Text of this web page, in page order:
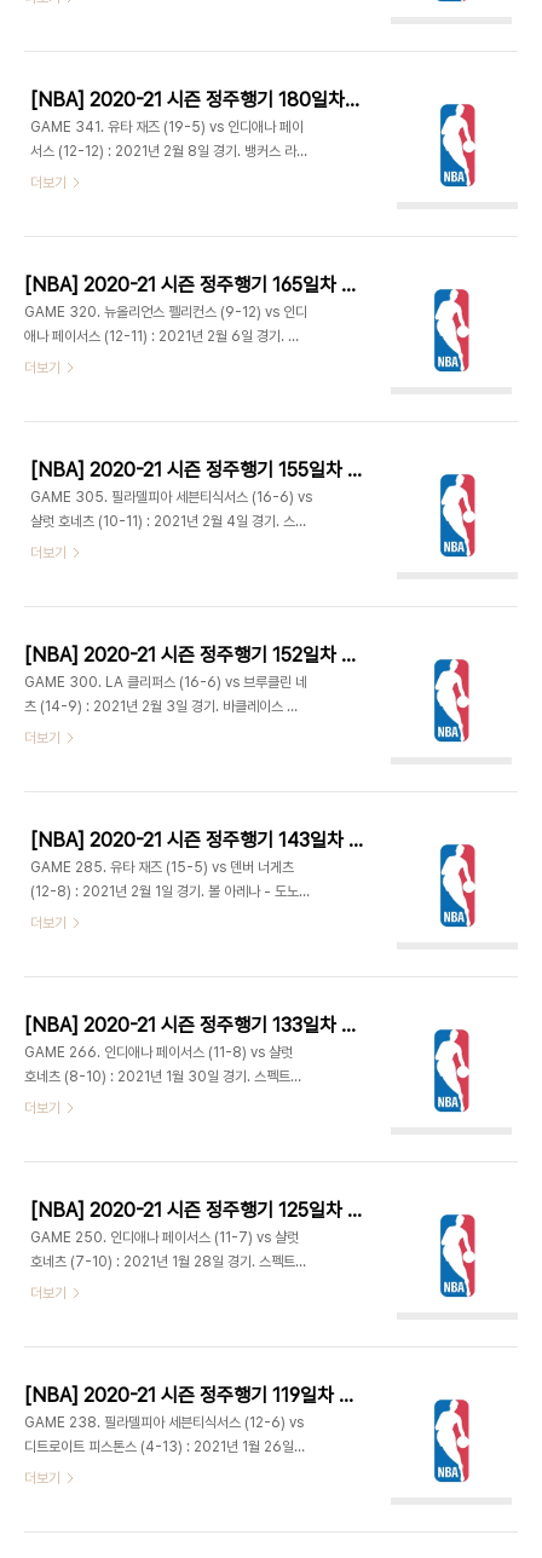
유투를 뜯어내는 등 막판 활약으로 토론토 추격하며
이 인사이드에서 잘 버텨주면서 인디애나도 턴오버
늘고 샷클락 두 번이나 걸리면서 8-16. 공격이 안 풀
리던 인디애나는 저스틴 할러데이와 도만타스 사보
니스의 3점으로 14-18. 하지만 브루클린이 다시 점
수차 벌리며 18-27 1쿼터 종료. - 4시즌여 동안 네
드 후 첫 바클레이스 센터 방문. 그를 위해 헌정 영상
[NBA] 2020-21 시즌 정주행기 180일차 (2021.06.20)
GAME 341. 유타 재즈 (19-5) vs 인디애나 페이
서스 (12-12) : 2021년 2월 8일 경기. 뱅커스 라이
프 필드하우스 - 마이크 콘리 주니어 빠지고 조 잉글
14 역전. 양팀 슛 미스 많아지고 트래블링을 주고받
으며 25-20 1쿼터 종료 - T. J. 맥코넬은 지난 뉴
올리언스 전에서 어시스트로 41점과 3점 11개를 이
끌어냈다. 벤치에서 출전한 선수 중 지난 25년간 가
장 많아. 또한 이번 시즌 경기당 어시스트 6.7개를
NBA에서 맥코넬 이전에 마지막으로 벤치 멤버로서
더보기
[NBA] 2020-21 시즌 정주행기 165일차 (2021.06.05)
GAME 320. 뉴올리언스 펠리컨스 (9-12) vs 인디
애나 페이서스 (12-11) : 2021년 2월 6일 경기. 뱅
커스 라이프 필드하우스 - 자이언 윌리엄슨은 초반부
잉그램, 에릭 블렛소의 활약이 더해지고 다시 자이언
의 골밑 폭격으로 25-19로 앞서갔다. 하지만 자이
언이 벤치로 물러나며 펠리컨스의 기세가 꺾이고 인
디애나는 T. J. 맥코넬이 들어와 빠른 움직임으로 상
대 수비를 교란시키고 득점까지 해주며 27-30 1쿼
점에 필드골 성공율 55% 이상을 기록한 선수 두 명
더보기
[NBA] 2020-21 시즌 정주행기 155일차 (2021.05.26)
GAME 305. 필라델피아 세븐티식서스 (16-6) vs
샬럿 호네츠 (10-11) : 2021년 2월 4일 경기. 스펙
트럼 센터 - 라멜로 볼 평균 6.1 어시스트, 1.4 스틸
로 선발 라인업에 이름을 올렸다. 조엘 엠비드는 동부
컨퍼런스 1월의 선수에 선정됐다. 개인 두번째 수상
으로 필라델피아 역사에서 찰스 바클리, 모제스 말론
과 함께 공동 3위에 올랐다. 1위는 앨런 아이버슨 4
회, 2위가 줄리어스 어빙의 3회. - 샬럿은 디본테 그
헤이워드가 덩크로 연결하며 0-4로 출발. 필리는 조
더보기
[NBA] 2020-21 시즌 정주행기 152일차 (2021.05.23)
GAME 300. LA 클리퍼스 (16-6) vs 브루클린 네
츠 (14-9) : 2021년 2월 3일 경기. 바클레이스 센
터 - 브루클린은 득점과 필드골 성공율에서 리그 1위
고 레지 잭슨이 선발로 출전. 브루클린도 디안드레 조
던이 벤치에서 나오고 제프 그린이 스타팅으로 나왔
다. - 브루클린 수비의 포커스가 카와이 레너드나 폴
조지에게 맞춰진 틈을 타 니콜라스 바툼의 3점 2개
들어가며 8-2. 브루클린은 슛도 잘 들어가지 않고
시 15승 1패로 아주 강한 모습. 카와이는 필드골 4개
더보기
[NBA] 2020-21 시즌 정주행기 143일차 (2021.05.14)
GAME 285. 유타 재즈 (15-5) vs 덴버 너게츠
(12-8) : 2021년 2월 1일 경기. 볼 아레나 - 도노반
미첼은 뇌진탕 프로토콜이 끝나고 복귀. - 경기 시작
가며 13-23으로 달아났다. 유타도 조 잉글스와 보
얀 보그다노비치의 3점으로 19-26 추격. 덴버는 3
점 8/8, 니콜라 요키치 22득점에 필드골 9/11 3점
3/3 기록하며 29-43 1쿼터 종료. 22점은 조커의
개인 한 쿼터 최다 득점 신기록. - 덴버의 연속 3점
조커가 쉬는 동안 마이클 포터 주니어가 공..
더보기
[NBA] 2020-21 시즌 정주행기 133일차 (2021.05.04)
GAME 266. 인디애나 페이서스 (11-8) vs 샬럿
호네츠 (8-10) : 2021년 1월 30일 경기. 스펙트럼
센터 - 2차전 경기. 캐리스 르버트는 신장 수술을 성
리 로지어가 3점 2개 넣으며 샬럿이 앞서갔다. 브록
던의 패스를 도만타스 사보니스가 레이업으로 마무
리하는 플레이가 연달아 나오며 17-17 동점. 덕 맥
더멋이 벤치에서 나와 레이업, 3점으로 24-19. 라
멜로 볼의 연속 레이업에 덩크로 샬럿이 역전하며
1쿼터 막판부터 8개의 필드골을 내리 성공시켰다. 맥
더보기
[NBA] 2020-21 시즌 정주행기 125일차 (2021.04.26)
GAME 250. 인디애나 페이서스 (11-7) vs 샬럿
호네츠 (7-10) : 2021년 1월 28일 경기. 스펙트럼
센터 - 샬럿은 109.3 실점으로 리그 8위, 턴오버 유
에 올라있는 등 현재 팀 순위와는 별개로 수비적인 면
에서 좋은 성적을 거두고 있다. 무릎을 다쳤던 도만타
스 사보니스 복귀하고 덕 맥더멋 대신 제레미 램이 선
발 출전. 코디 젤러는 개막전 부상으로부터 컴백한 이
후 처음으로 스타팅 라인업에 이름을 올렸다. - 디본
맞고, 두번째는 거의 공격시간 끝나기 직전에 그것도
더보기
[NBA] 2020-21 시즌 정주행기 119일차 (2021.04.20)
GAME 238. 필라델피아 세븐티식서스 (12-6) vs
디트로이트 피스톤스 (4-13) : 2021년 1월 26일
경기. 리틀 시저스 아레나 - 2차전. 웨인 엘링턴은 4
더보기